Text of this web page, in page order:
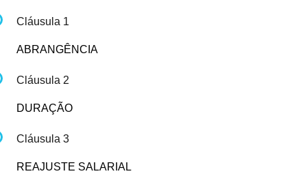
Cláusula 1
ABRANGÊNCIA
Cláusula 2
DURAÇÃO
Cláusula 3
REAJUSTE SALARIAL